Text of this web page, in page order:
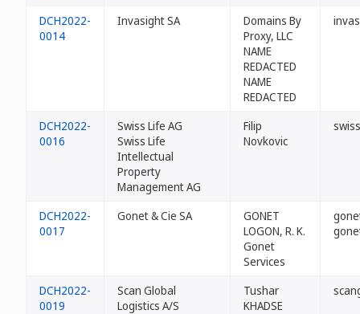
DCH2022-
0014
Invasight SA
Domains By
Proxy, LLC
NAME
REDACTED
NAME
REDACTED
DCH2022-
0016
Swiss Life AG
Swiss Life
Intellectual
Property
Management AG
Filip
Novkovic
DCH2022-
0017
Gonet & Cie SA
GONET
LOGON, R. K.
Gonet
Services
DCH2022-
0019
Scan Global
Logistics A/S
Tushar
KHADSE